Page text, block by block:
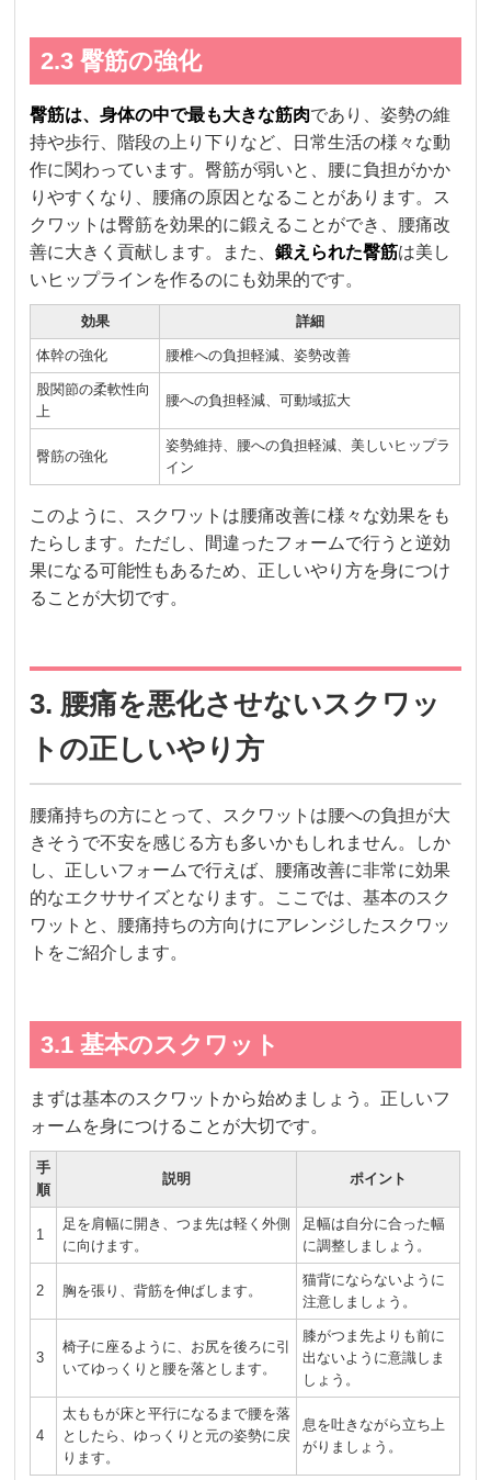
2.3 臀筋の強化
臀筋は、身体の中で最も大きな筋肉であり、姿勢の維
持や歩行、階段の上り下りなど、日常生活の様々な動
作に関わっています。臀筋が弱いと、腰に負担がかか
りやすくなり、腰痛の原因となることがあります。ス
クワットは臀筋を効果的に鍛えることができ、腰痛改
善に大きく貢献します。また、鍛えられた臀筋は美し
いヒップラインを作るのにも効果的です。
効果 詳細
体幹の強化 腰椎への負担軽減、姿勢改善
股関節の柔軟性向
上
腰への負担軽減、可動域拡大
臀筋の強化
姿勢維持、腰への負担軽減、美しいヒップラ
イン
このように、スクワットは腰痛改善に様々な効果をも
たらします。ただし、間違ったフォームで行うと逆効
果になる可能性もあるため、正しいやり方を身につけ
ることが大切です。
3. 腰痛を悪化させないスクワッ
トの正しいやり方
腰痛持ちの方にとって、スクワットは腰への負担が大
きそうで不安を感じる方も多いかもしれません。しか
し、正しいフォームで行えば、腰痛改善に非常に効果
的なエクササイズとなります。ここでは、基本のスク
ワットと、腰痛持ちの方向けにアレンジしたスクワッ
トをご紹介します。
3.1 基本のスクワット
まずは基本のスクワットから始めましょう。正しいフ
ォームを身につけることが大切です。
手
順
説明 ポイント
1
足を肩幅に開き、つま先は軽く外側
に向けます。
足幅は自分に合った幅
に調整しましょう。
2 胸を張り、背筋を伸ばします。
猫背にならないように
注意しましょう。
3
椅子に座るように、お尻を後ろに引
いてゆっくりと腰を落とします。
膝がつま先よりも前に
出ないように意識しま
しょう。
4
太ももが床と平行になるまで腰を落
としたら、ゆっくりと元の姿勢に戻
ります。
息を吐きながら立ち上
がりましょう。